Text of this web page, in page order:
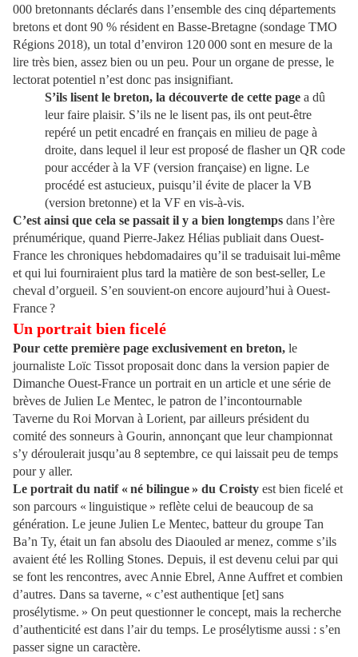
000 bretonnants déclarés dans l’ensemble des cinq départements
bretons et dont 90 % résident en Basse-Bretagne (sondage TMO
Régions 2018), un total d’environ 120 000 sont en mesure de la
lire très bien, assez bien ou un peu. Pour un organe de presse, le
lectorat potentiel n’est donc pas insignifiant.
S’ils lisent le breton, la découverte de cette page a dû
leur faire plaisir. S’ils ne le lisent pas, ils ont peut-être
repéré un petit encadré en français en milieu de page à
droite, dans lequel il leur est proposé de flasher un QR code
pour accéder à la VF (version française) en ligne. Le
procédé est astucieux, puisqu’il évite de placer la VB
(version bretonne) et la VF en vis-à-vis.
C’est ainsi que cela se passait il y a bien longtemps dans l’ère
prénumérique, quand Pierre-Jakez Hélias publiait dans Ouest-
France les chroniques hebdomadaires qu’il se traduisait lui-même
et qui lui fourniraient plus tard la matière de son best-seller, Le
cheval d’orgueil. S’en souvient-on encore aujourd’hui à Ouest-
France ?
Un portrait bien ficelé
Pour cette première page exclusivement en breton, le
journaliste Loïc Tissot proposait donc dans la version papier de
Dimanche Ouest-France un portrait en un article et une série de
brèves de Julien Le Mentec, le patron de l’incontournable
Taverne du Roi Morvan à Lorient, par ailleurs président du
comité des sonneurs à Gourin, annonçant que leur championnat
s’y déroulerait jusqu’au 8 septembre, ce qui laissait peu de temps
pour y aller.
Le portrait du natif « né bilingue » du Croisty est bien ficelé et
son parcours « linguistique » reflète celui de beaucoup de sa
génération. Le jeune Julien Le Mentec, batteur du groupe Tan
Ba’n Ty, était un fan absolu des Diaouled ar menez, comme s’ils
avaient été les Rolling Stones. Depuis, il est devenu celui par qui
se font les rencontres, avec Annie Ebrel, Anne Auffret et combien
d’autres. Dans sa taverne, « c’est authentique [et] sans
prosélytisme. » On peut questionner le concept, mais la recherche
d’authenticité est dans l’air du temps. Le prosélytisme aussi : s’en
passer signe un caractère.